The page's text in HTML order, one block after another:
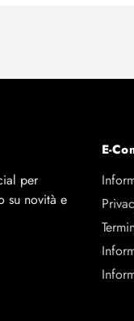
per
su novità e
E-